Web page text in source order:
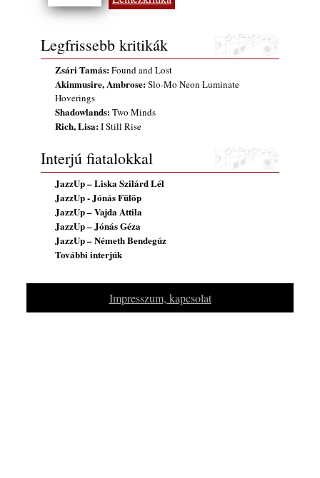
2026. augusztus 01.
2026-os jazzfesztiválok, amelyekről én is
tudok… 18. rész: Zempléni Fesztivál
(Sátoraljaújhely – 2026. augusztus 13-23.)
2026. augusztus 01.
Jazz-rock albumok 1986-ból - John Scofield
„Still Warm”
2026. augusztus 01.
Ma 40 éves Gyarmati Gábor és 54 éves
Florian Ross
2026. augusztus 01.
Vér, tornádó és jazz – megjelent a Daveform
Quintet és Kurt Rosenwinkel közös
lemezének új előfutára, a Sharknado
2026. július 31.
Meseházban
2026. július 31.
Legfrissebb kritikák
Zsári Tamás:Found and Lost
Akinmusire, Ambrose:Slo-Mo Neon Luminate
Hoverings
Shadowlands:Two Minds
Rich, Lisa:I Still Rise
Interjú fiatalokkal
JazzUp – Liska Szilárd Lél
JazzUp - Jónás Fülöp
JazzUp – Vajda Attila
JazzUp – Jónás Géza
JazzUp – Németh Bendegúz
További interjúk
Impresszum, kapcsolat